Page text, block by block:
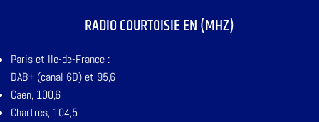
RADIO COURTOISIE EN (MHZ)
Paris et Ile-de-France :
DAB+ (canal 6D) et 95,6
Caen, 100,6
Chartres, 104,5